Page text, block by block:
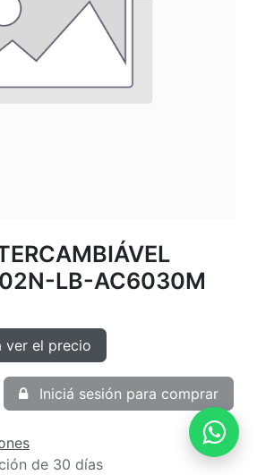
LB-AC6030M
ver el precio
Iniciá sesión para comprar
de 30 días